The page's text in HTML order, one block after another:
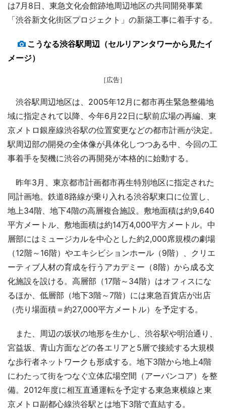
は7月8日、東急文化会館跡地周辺地区の共同開発事業
「渋谷新文化街区プロジェクト」の新築工事に着手する。
こうなる渋谷駅周辺（セルリアンタワーから見たイ
メージ）
［広告］
渋谷駅周辺地区は、2005年12月に都市再生緊急整備地
域に指定されて以降、今年6月22日に駅前広場の再編、東
京メトロ銀座線渋谷駅の位置変更などの都市計画が決定。
駅周辺部の開発の全体像が具体化しつつある中、今回の工
事着手を契機に渋谷の再開発が本格的に始動する。
昨年3月、東京都市計画都市再生特別地区に指定された
同計画地。鉄道8路線が乗り入れる渋谷駅東口に位置し、
地上34階、地下4階の高層複合施設。敷地面積は約9,640
平方メートル、敷地面積は約14万4,000平方メートル。中
層部にはミュージカルを中心とした約2,000席規模の劇場
（12階～16階）やエキシビションホール（9階）、クリエ
ーティブ人材の育成を行うアカデミー（8階）から成る文
化施設を設ける。高層部（17階～34階）はオフィスにな
るほか、低層部（地下3階～7階）には東急百貨店が出店
（売り場面積＝約27,000平方メートル）を予定する。
また、周辺の坂状の地形を生かし、渋谷駅や明治通り、
宮益坂、青山方面などの各エリアと5層で接続する大規模
な歩行者ネットワークも形成する。地下3階から地上4階
にわたって街をつなぐ立体広場空間（アーバンコア）を整
備。2012年度に相互直通運転を予定する東急東横線と東
京メトロ副都心線渋谷駅とは地下3階で直結する。